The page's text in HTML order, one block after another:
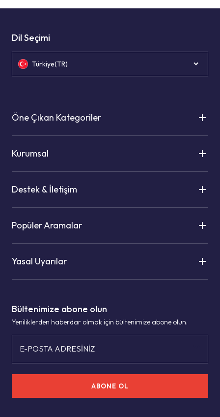
Bültenimize abone olun
Yeniliklerden haberdar olmak için bültenimize abone olun.
E-POSTA ADRESİNİZ
ABONE OL
Dil Seçimi
Türkiye(TR)
Öne Çıkan Kategoriler
Kurumsal
Destek & İletişim
Popüler Aramalar
Yasal Uyarılar